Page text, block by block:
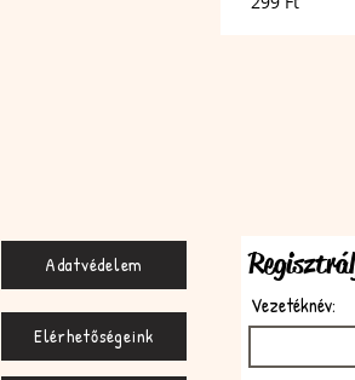
Adatvédelem
Elérhetőségeink
Vezetéknév: